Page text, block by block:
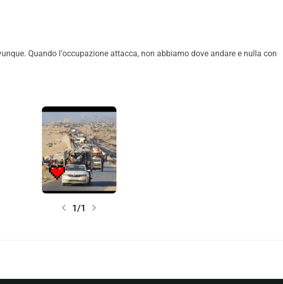
la guerra ha distrutto. Il mio futuro potrebbe essere perduto, ma la mia
Quando l'occupazione attacca, non abbiamo dove andare e nulla con
chevron_left 1/1 chevron_right